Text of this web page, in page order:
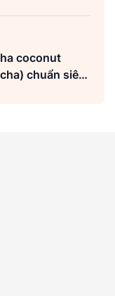
coconut
chuẩn siêu